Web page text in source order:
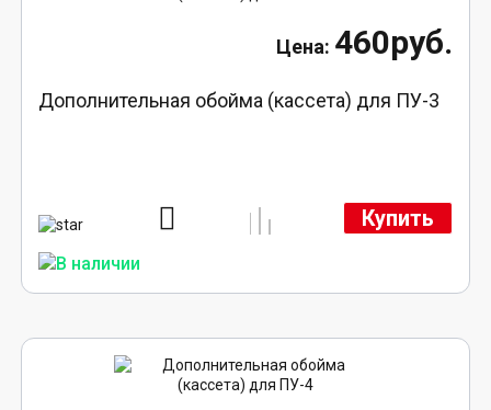
460руб.
Дополнительная обойма (кассета) для ПУ-3
Купить